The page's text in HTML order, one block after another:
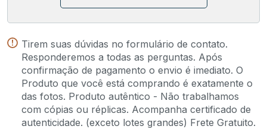
Tirem suas dúvidas no formulário de contato.
Responderemos a todas as perguntas. Após
confirmação de pagamento o envio é imediato. O
Produto que você está comprando é exatamente o
das fotos. Produto autêntico - Não trabalhamos
com cópias ou réplicas. Acompanha certificado de
autenticidade. (exceto lotes grandes) Frete Gratuito.